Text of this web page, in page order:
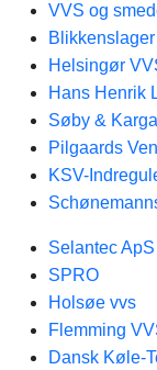
VVS og
Helsingør
Hans Henrik
Søby &
Pilgaards
KSV-
Selantec ApS
SPRO
Holsøe vvs
Flemming
Dansk Køle-